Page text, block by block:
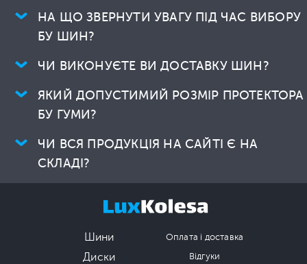
НА ЩО ЗВЕРНУТИ УВАГУ ПІД ЧАС ВИБОРУ
БУ ШИН?
ЧИ ВИКОНУЄТЕ ВИ ДОСТАВКУ ШИН?
ЯКИЙ ДОПУСТИМИЙ РОЗМІР ПРОТЕКТОРА
БУ ГУМИ?
ЧИ ВСЯ ПРОДУКЦІЯ НА САЙТІ Є НА
СКЛАДІ?
Шини
Диски
Оплата і доставка
Відгуки